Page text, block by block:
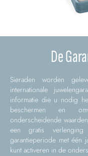
De
Sieraden worden
internationale
informatie die u nodig
beschermen en
onderscheidende
een gratis
garantieperiode met één
kunt activeren in de